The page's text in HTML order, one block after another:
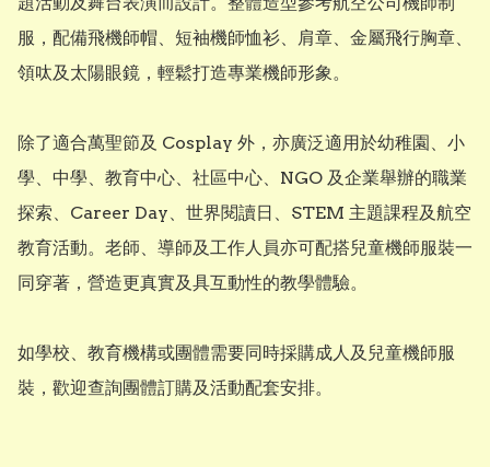
服，配備飛機師帽、短袖機師恤衫、肩章、金屬飛行胸章、
領呔及太陽眼鏡，輕鬆打造專業機師形象。
除了適合萬聖節及 Cosplay 外，亦廣泛適用於幼稚園、小
學、中學、教育中心、社區中心、NGO 及企業舉辦的職業
探索、Career Day、世界閱讀日、STEM 主題課程及航空
教育活動。老師、導師及工作人員亦可配搭兒童機師服裝一
同穿著，營造更真實及具互動性的教學體驗。
如學校、教育機構或團體需要同時採購成人及兒童機師服
裝，歡迎查詢團體訂購及活動配套安排。